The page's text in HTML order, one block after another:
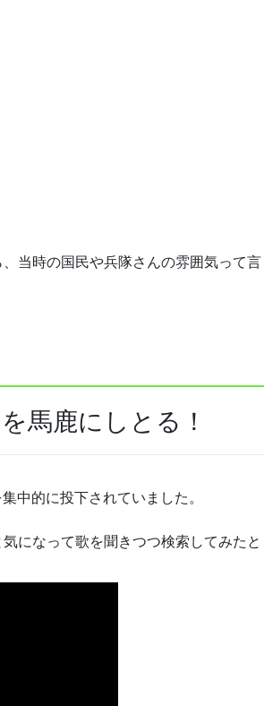
当時の国民や兵隊さんの雰囲気って言
馬鹿にしとる！
中的に投下されていました。
になって歌を聞きつつ検索してみたと